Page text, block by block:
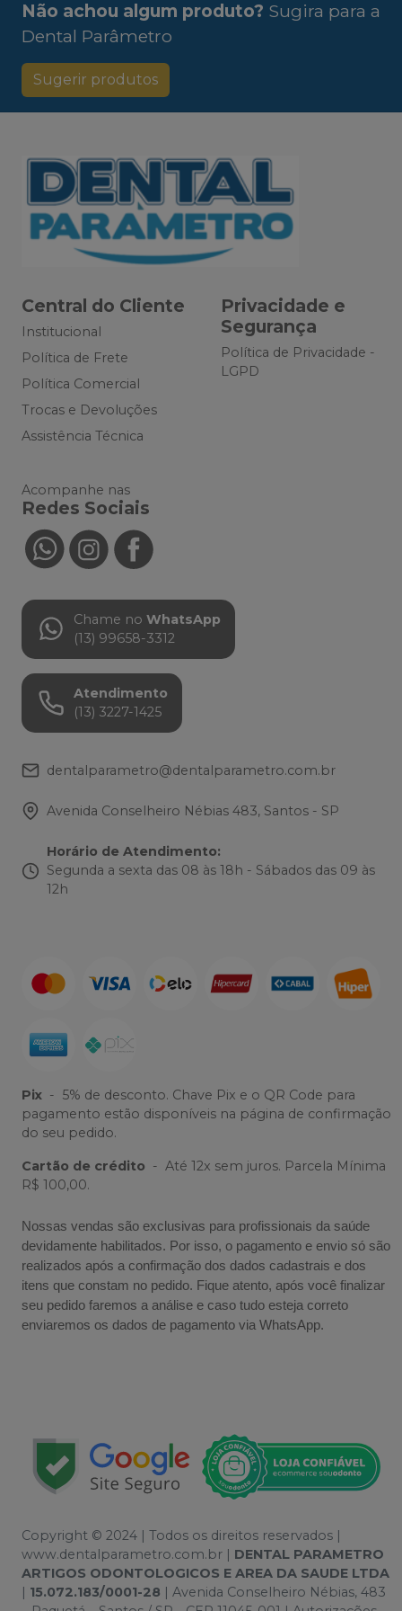
Não achou algum produto? Sugira para a
Dental Parâmetro
Sugerir produtos
Central do Cliente
Institucional
Política de Frete
Política Comercial
Trocas e Devoluções
Assistência Técnica
Privacidade e
Segurança
Política de Privacidade -
LGPD
Acompanhe nas
Redes Sociais
Chame no WhatsApp
(13) 99658-3312
Atendimento
(13) 3227-1425
dentalparametro@dentalparametro.com.br
Avenida Conselheiro Nébias 483, Santos - SP
Horário de Atendimento:
Segunda a sexta das 08 às 18h - Sábados das 09 às
12h
Pix - 5% de desconto. Chave Pix e o QR Code para
pagamento estão disponíveis na página de confirmação
do seu pedido.
Cartão de crédito - Até 12x sem juros. Parcela Mínima
R$ 100,00.
Nossas vendas são exclusivas para profissionais da saúde
devidamente habilitados. Por isso, o pagamento e envio só são
realizados após a confirmação dos dados cadastrais e dos
itens que constam no pedido. Fique atento, após você finalizar
seu pedido faremos a análise e caso tudo esteja correto
enviaremos os dados de pagamento via WhatsApp.
Copyright © 2024 | Todos os direitos reservados |
www.dentalparametro.com.br | DENTAL PARAMETRO
ARTIGOS ODONTOLOGICOS E AREA DA SAUDE LTDA
| 15.072.183/0001-28 | Avenida Conselheiro Nébias, 483